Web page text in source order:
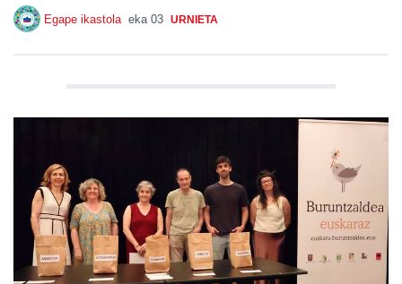
Egape ikastola eka 03 URNIETA